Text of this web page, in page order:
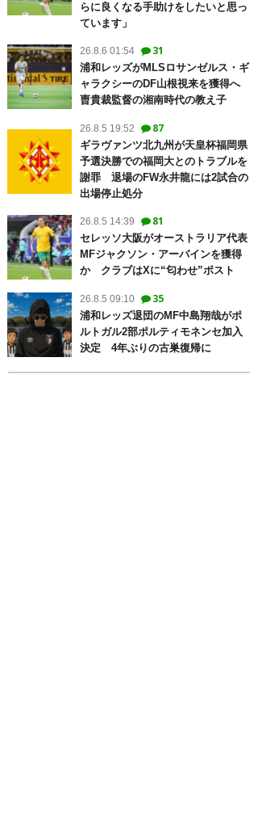
らに良くなる手助けをしたいと思っ
ています」
26.8.6 01:54 31
浦和レッズがMLSロサンゼルス・ギ
ャラクシーのDF山根視来を獲得へ
曺貴裁監督の湘南時代の教え子
26.8.5 19:52 87
ギラヴァンツ北九州が天皇杯福岡県
予選決勝での福岡大とのトラブルを
謝罪 退場のFW永井龍には2試合の
出場停止処分
26.8.5 14:39 81
セレッソ大阪がオーストラリア代表
MFジャクソン・アーバインを獲得
か クラブはXに“匂わせ”ポスト
26.8.5 09:10 35
浦和レッズ退団のMF中島翔哉がポ
ルトガル2部ポルティモネンセ加入
決定 4年ぶりの古巣復帰に